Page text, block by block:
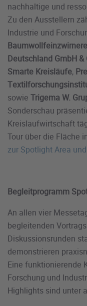
nachhaltige und
Zu den Ausstellern
Industrie und
Deutschland GmbH &
Smarte Kreisläufe,
sowie Trigema W.
Sonderschau
Kreislaufwirtschaft
Tour über die Fläche
zur Spotlight Area
Begleitprogramm
An allen vier
begleitenden
Diskussionsrunden
demonstrieren
Eine funktionierende
Forschung und
Highlights sind unter